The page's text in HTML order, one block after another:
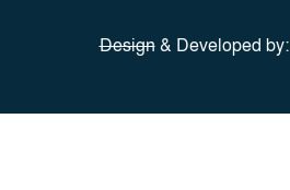
Design& Developed by: